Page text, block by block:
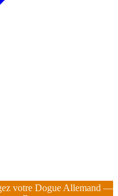
votre Dogue Allemand —